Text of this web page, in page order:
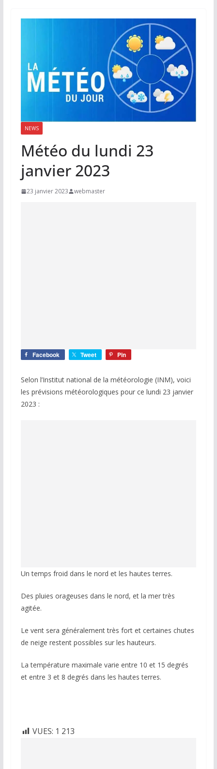
NEWS
Météo du lundi 23
janvier 2023
23 janvier 2023 webmaster
Facebook Tweet Pin
Selon l’Institut national de la météorologie (INM), voici
les prévisions météorologiques pour ce lundi 23 janvier
2023 :
Un temps froid dans le nord et les hautes terres.
Des pluies orageuses dans le nord, et la mer très
agitée.
Le vent sera généralement très fort et certaines chutes
de neige restent possibles sur les hauteurs.
La température maximale varie entre 10 et 15 degrés
et entre 3 et 8 degrés dans les hautes terres.
VUES: 1 213